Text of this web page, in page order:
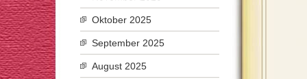
Oktober 2025
September 2025
August 2025